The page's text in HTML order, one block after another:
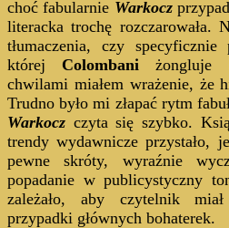
choć fabularnie Warkocz
literacka trochę
tłumaczenia, czy
której Colombani żongluje
chwilami miałem wrażenie, że
Trudno było mi złapać rytm
Warkocz czyta się szybko.
trendy wydawnicze przystało,
pewne skróty, wyraźnie
popadanie w publicystyczny
zależało, aby czytelnik
przypadki głównych bohaterek.